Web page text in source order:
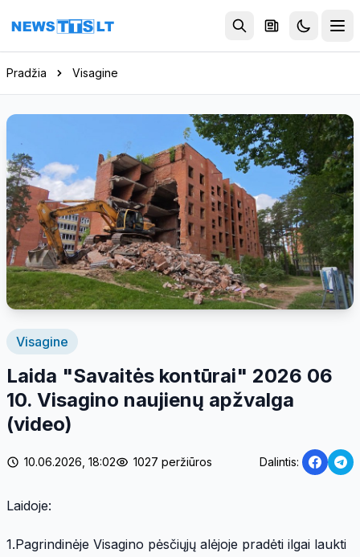
Eiti į turinį
Pradžia Visagine
Visagine
Laida "Savaitės kontūrai" 2026 06
10. Visagino naujienų apžvalga
(video)
10.06.2026, 18:02 1027 peržiūros Dalintis:
Laidoje:
1.Pagrindinėje Visagino pėsčiųjų alėjoje pradėti ilgai laukti